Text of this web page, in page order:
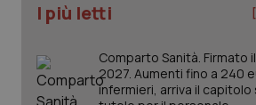
Quotidiano Pediatria
I più letti
Comparto Sanità. Firmato
2027. Aumenti fino a 240
infermieri, arriva il capitolo